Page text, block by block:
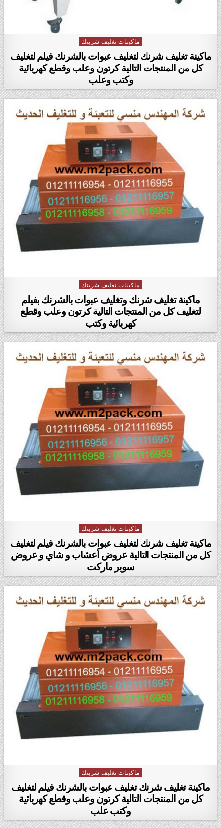
Posted in
ماكينات تغليف شرينك
ماكينة تغليف شرنك لتغليف عبوات بالشرنك فيلم لتغليف
كل من المنتجات التالية كرتون وعلب وقطع كهربائية
وكتب وعلب
Posted in
ماكينات تغليف شرينك
ماكينة تغليف شرنك وتغليف عبوات بالشرنك بفيلم
لتغليف كل من المنتجات التالية كرتون وعلب وقطع
كهربائية وكتب
Posted in
ماكينات تغليف شرينك
ماكينة تغليف شرنك لتغليف عبوات بالشرنك فيلم لتغليف
كل من المنتجات التالية عروض أعشاب و شاي و عروض
سوبر ماركت
Posted in
ماكينات تغليف شرينك
ماكينة تغليف شرنك تغليف عبوات بالشرنك فيلم لتغليف
كل من المنتجات التالية كرتون وعلب وقطع كهربائية
وكتب علب